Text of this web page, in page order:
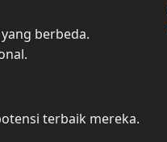
berbeda.
terbaik mereka.